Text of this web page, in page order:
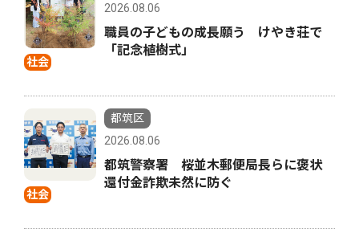
社会
2026.08.06
職員の子どもの成長願う けやき荘で
「記念植樹式」
社会
都筑区
2026.08.06
都筑警察署 桜並木郵便局長らに褒状
還付金詐欺未然に防ぐ